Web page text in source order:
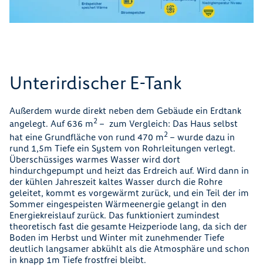
Unterirdischer E-Tank
Außerdem wurde direkt neben dem Gebäude ein Erdtank
angelegt. Auf 636 m2 – zum Vergleich: Das Haus selbst
hat eine Grundﬂäche von rund 470 m2 – wurde dazu in
rund 1,5m Tiefe ein System von Rohrleitungen verlegt.
Überschüssiges warmes Wasser wird dort
hindurchgepumpt und heizt das Erdreich auf. Wird dann in
der kühlen Jahreszeit kaltes Wasser durch die Rohre
geleitet, kommt es vorgewärmt zurück, und ein Teil der im
Sommer eingespeisten Wärmeenergie gelangt in den
Energiekreislauf zurück. Das funktioniert zumindest
theoretisch fast die gesamte Heizperiode lang, da sich der
Boden im Herbst und Winter mit zunehmender Tiefe
deutlich langsamer abkühlt als die Atmosphäre und schon
in knapp 1m Tiefe frostfrei bleibt.